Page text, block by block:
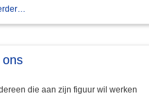
ons
die aan zijn figuur wil werken